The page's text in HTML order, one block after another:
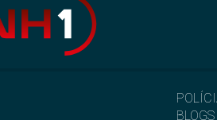
BLOGS